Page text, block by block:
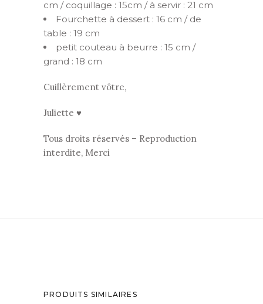
cm / coquillage : 15cm / à servir : 21 cm
Fourchette à dessert : 16 cm / de
table : 19 cm
petit couteau à beurre : 15 cm /
grand : 18 cm
Cuillèrement vôtre,
Juliette ♥
Tous droits réservés – Reproduction
interdite, Merci
PRODUITS SIMILAIRES